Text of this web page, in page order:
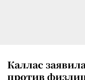
Каллас
против